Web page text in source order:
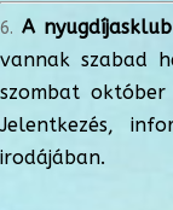
A nyugdíjasklub
vannak szabad
szombat
Jelentkezés,
irodájában.